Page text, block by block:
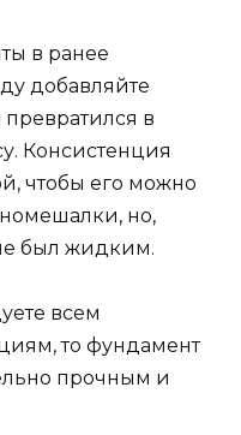
в ранее
добавляйте
превратился в
Консистенция
чтобы его можно
но,
был жидким.
всем
то фундамент
прочным и